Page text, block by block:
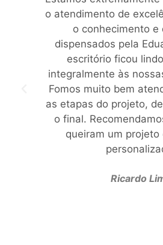
o atendimento de
o conhecimento e
dispensados pela
escritório ficou
integralmente às
Fomos muito bem
as etapas do projeto,
o final.
queiram um projeto
Ricardo